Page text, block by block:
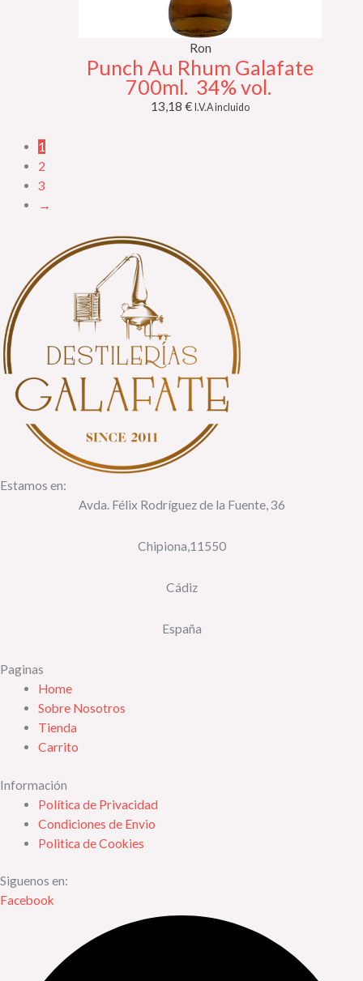
Ron
Punch Au Rhum Galafate
700ml. 34% vol.
13,18€ I.V.A incluido
1
2
3
→
Estamos en:
Avda. Félix Rodríguez de la Fuente, 36
Chipiona,11550
Cádiz
España
Paginas
Home
Sobre Nosotros
Tienda
Carrito
Información
Política de Privacidad
Condiciones de Envio
Politica de Cookies
Siguenos en:
Facebook